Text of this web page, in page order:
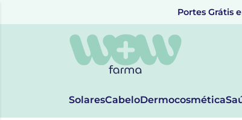
Portes Grátis
SolaresCabeloDermocosmética